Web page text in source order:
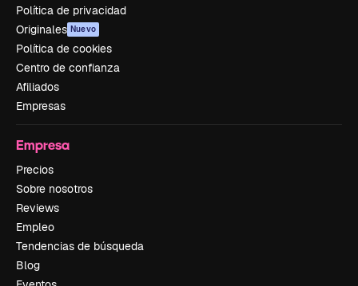
Política de privacidad
Originales Nuevo
Política de cookies
Centro de confianza
Afiliados
Empresas
Empresa
Precios
Sobre nosotros
Reviews
Empleo
Tendencias de búsqueda
Blog